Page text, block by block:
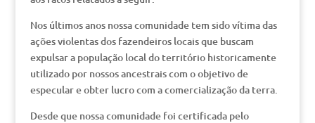
Nos últimos anos nossa comunidade tem sido vítima das
ações violentas dos fazendeiros locais que buscam
expulsar a população local do território historicamente
utilizado por nossos ancestrais com o objetivo de
especular e obter lucro com a comercialização da terra.
Desde que nossa comunidade foi certificada pelo